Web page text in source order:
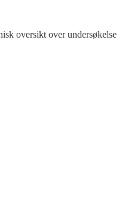
oversikt over undersøkelse